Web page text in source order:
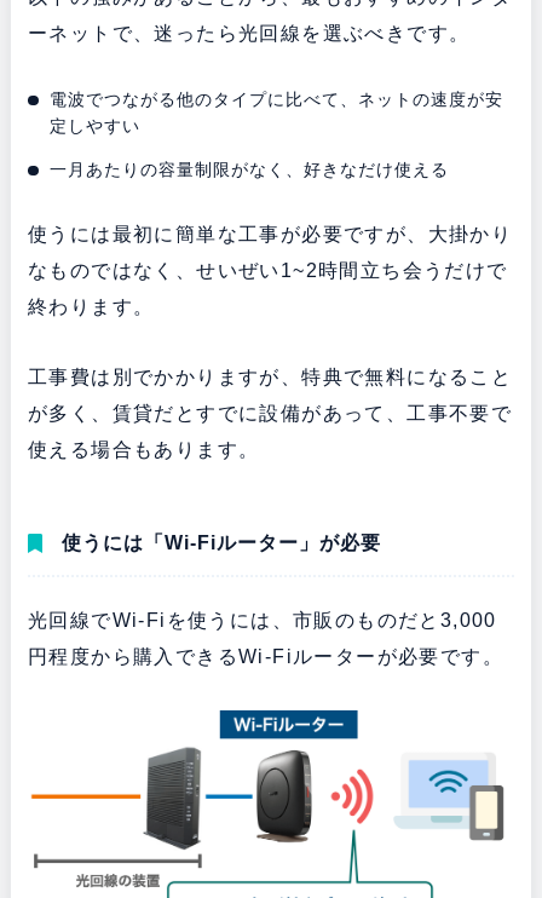
ーネットで、迷ったら光回線を選ぶべきです。
電波でつながる他のタイプに比べて、ネットの速度が安
定しやすい
一月あたりの容量制限がなく、好きなだけ使える
使うには最初に簡単な工事が必要ですが、大掛かり
なものではなく、せいぜい1~2時間立ち会うだけで
終わります。
工事費は別でかかりますが、特典で無料になること
が多く、賃貸だとすでに設備があって、工事不要で
使える場合もあります。
使うには「Wi-Fiルーター」が必要
光回線でWi-Fiを使うには、市販のものだと3,000
円程度から購入できるWi-Fiルーターが必要です。